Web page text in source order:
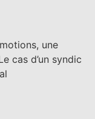
une
cas d’un syndic